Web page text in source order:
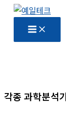
기
각종 과학분석